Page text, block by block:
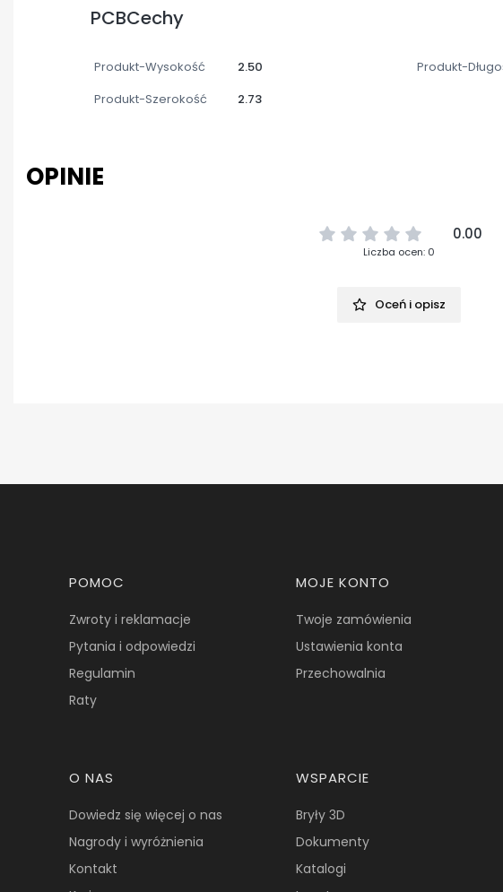
PCBCechy
Produkt-Wysokość 2.50 Produkt-
Produkt-Szerokość
2.73
OPINIE
0.00
Liczba ocen: 0
Oceń i opisz
Linki w stopce
POMOC
Zwroty i reklamacje
Pytania i odpowiedzi
Regulamin
Raty
MOJE KONTO
Twoje zamówienia
Ustawienia konta
Przechowalnia
O NAS
Dowiedz się więcej o nas
Nagrody i wyróżnienia
Kontakt
WSPARCIE
Bryły 3D
Dokumenty
Katalogi